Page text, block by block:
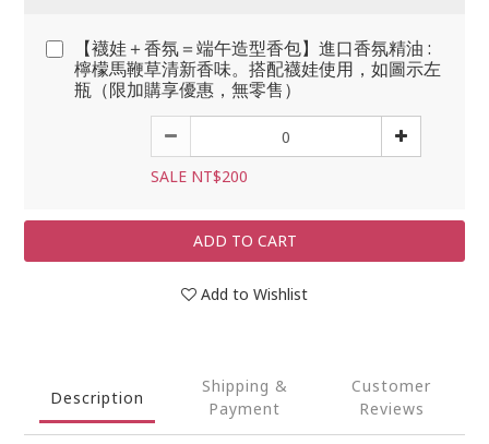
【襪娃＋香氛＝端午造型香包】進口香氛精油 :
檸檬馬鞭草清新香味。搭配襪娃使用，如圖示左
瓶（限加購享優惠，無零售）
SALE NT$200
ADD TO CART
Add to Wishlist
Description
Shipping &
Payment
Customer
Reviews